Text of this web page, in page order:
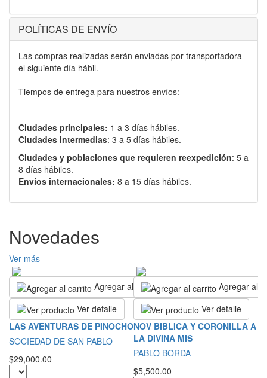
POLÍTICAS DE ENVÍO
Las compras realizadas serán enviadas por transportadora
el siguiente día hábil.
Tiempos de entrega para nuestros envíos:
Ciudades principales: 1 a 3 días hábiles.
Ciudades intermedias: 3 a 5 días hábiles.
Ciudades y poblaciones que requieren reexpedición: 5 a
8 días hábiles.
Envíos internacionales: 8 a 15 días hábiles.
Novedades
Ver más
Agregar al carrito
Ver detalle
LAS AVENTURAS DE PINOCHO
SOCIEDAD DE SAN PABLO
$29,000.00
Agregar al
Ver detalle
NOV BIBLICA Y CORONILLA A
LA DIVINA MIS
PABLO BORDA
$5,500.00